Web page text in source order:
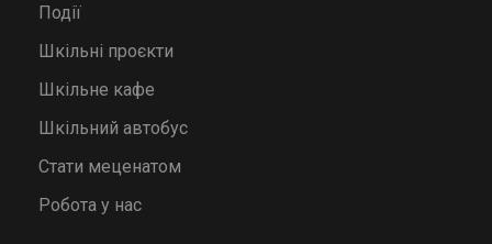
Події
Шкільні проєкти
Шкільне кафе
Шкільний автобус
Стати меценатом
Робота у нас